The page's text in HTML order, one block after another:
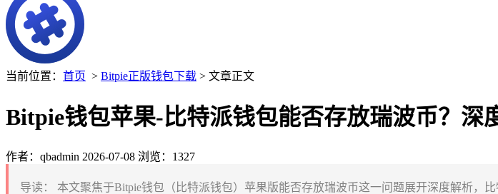
当前位置： 首页 > Bitpie正版钱包下载 > 文章正文
Bitpie钱包苹果-比特派钱包能否存放瑞波币？深
作者：qbadmin 2026-07-08 浏览：1327
导读：
本文聚焦于Bitpie钱包（比特派钱包）苹果版能否存放瑞波币这一问题展开深度解析，